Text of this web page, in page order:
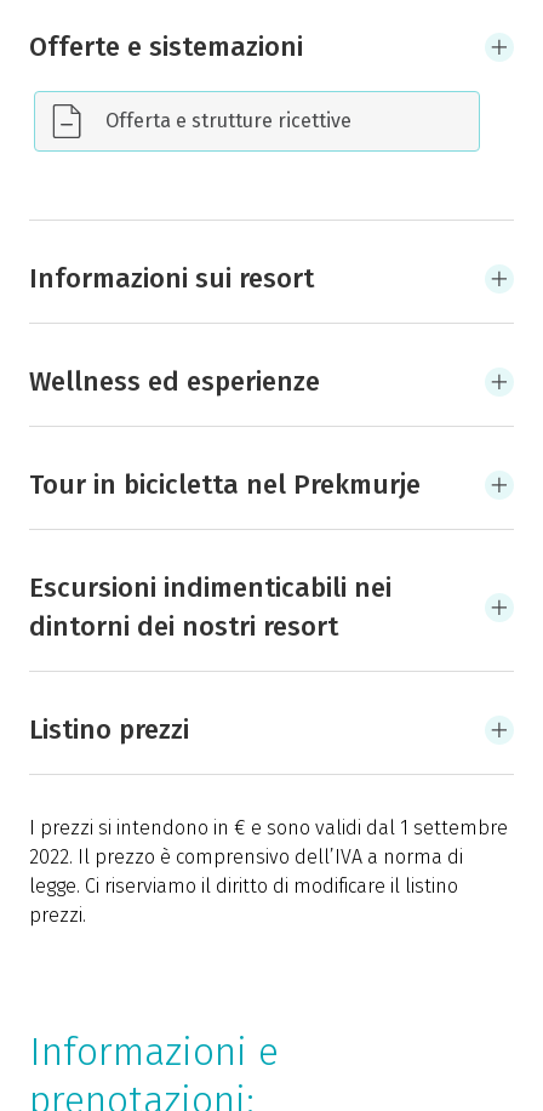
Offerte e sistemazioni
Offerta e strutture ricettive
Informazioni sui resort
Wellness ed esperienze
Tour in bicicletta nel Prekmurje
Escursioni indimenticabili nei
dintorni dei nostri resort
Listino prezzi
I prezzi si intendono in € e sono validi dal 1 settembre
2022. Il prezzo è comprensivo dell’IVA a norma di
legge. Ci riserviamo il diritto di modificare il listino
prezzi.
Informazioni e
prenotazioni: